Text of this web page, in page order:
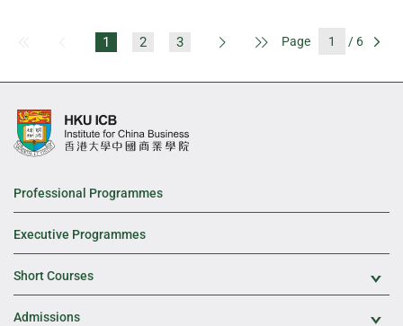
Previous Page
1 2 3 Next PageLast Page
Page / 6
Professional Programmes
Executive Programmes
Short Courses
Admissions